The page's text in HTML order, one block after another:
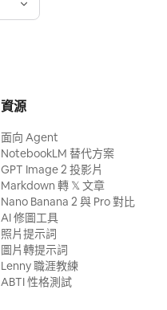
資源
面向 Agent
NotebookLM 替代方案
GPT Image 2 投影片
Markdown 轉 𝕏 文章
Nano Banana 2 與 Pro 對比
AI 修圖工具
照片提示詞
圖片轉提示詞
Lenny 職涯教練
ABTI 性格測試